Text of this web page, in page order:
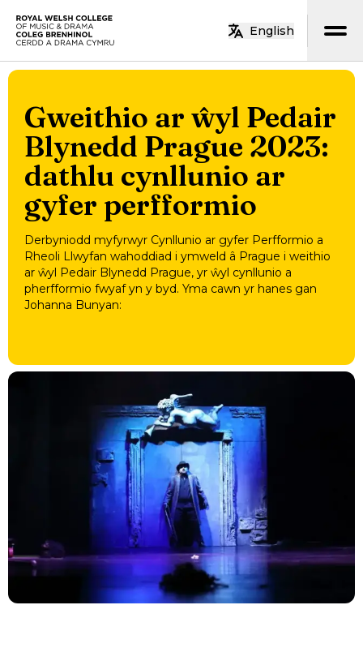
Neidio i’r prif gynnwys
English
Gweithio ar ŵyl Pedair
Blynedd Prague 2023:
dathlu cynllunio ar
gyfer perfformio
Derbyniodd myfyrwyr Cynllunio ar gyfer Perfformio a
Rheoli Llwyfan wahoddiad i ymweld â Prague i weithio
ar ŵyl Pedair Blynedd Prague, yr ŵyl cynllunio a
pherfformio fwyaf yn y byd. Yma cawn yr hanes gan
Johanna Bunyan: